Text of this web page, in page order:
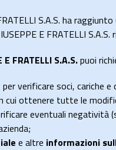
S.A.S. ha
E FRATELLI
E FRATELLI S.A.S.puoi
per verificare soci, cariche e
cui ottenere tutte le
eventuali negatività
e altre informazioni